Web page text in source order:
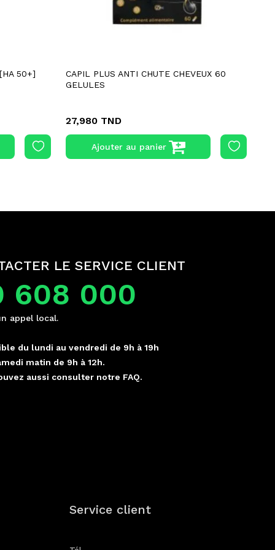
50+]
CAPIL PLUS ANTI CHUTE CHEVEUX 60
GELULES
27,980 TND
Ajouter au panier
LE SERVICE CLIENT
608 000
appel local.
du lundi au vendredi de 9h à 19h
matin de 9h à 12h.
aussi consulter notre FAQ.
Service client